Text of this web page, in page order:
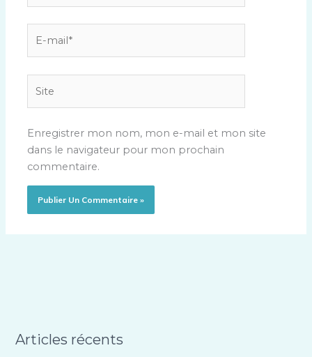
Enregistrer mon nom, mon e-mail et mon site
dans le navigateur pour mon prochain
commentaire.
Articles récents